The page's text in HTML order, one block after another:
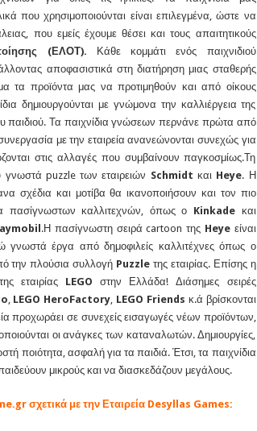
που χρησιμοποιούνται είναι επιλεγμένα, ώστε να
που εμείς έχουμε θέσει και τους απαιτητικούς
(ΕΛΟΤ). Κάθε κομμάτι ενός παιχνιδιού
αποφασιστικά στη διατήρηση μιας σταθερής
τα προϊόντα μας να προτιμηθούν και από οίκους
δημιουργούνται με γνώμονα την καλλιέργεια της
παιδιού. Τα παιχνίδια γνώσεων περνάνε πρώτα από
με την εταιρεία ανανεώνονται συνεχώς για
στις αλλαγές που συμβαίνουν παγκοσμίως.Τη
puzzle των εταιρειών Schmidt και Heye. Η
σχέδια και μοτίβα θα ικανοποιήσουν και τον πιο
πασίγνωστων καλλιτεχνών, όπως ο Kinkadeκαι
.Η πασίγνωστη σειρά cartoon της Heyeείναι
γνωστά έργα από δημοφιλείς καλλιτέχνες όπως ο
την πλούσια συλλογή Puzzle της εταιρίας. Επίσης η
εταιρίας LEGO στην Ελλάδα! Διάσημες σειρές
, LEGO HeroFactory, LEGO Friends κ.ά βρίσκονται
προχωράει σε συνεχείς εισαγωγές νέων προϊόντων,
οι ανάγκες των καταναλωτών. Δημιουργίες,
ποιότητα, ασφαλή για τα παιδιά. Έτσι, τα παιχνίδια
μικρούς και να διασκεδάζουν μεγάλους.
σχετικά με την Εταιρεία Desyllas Games: